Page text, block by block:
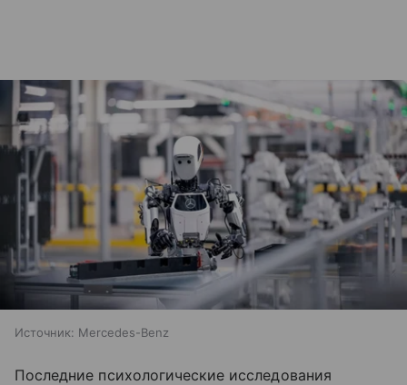
Источник: Mercedes-Benz
Последние психологические исследования